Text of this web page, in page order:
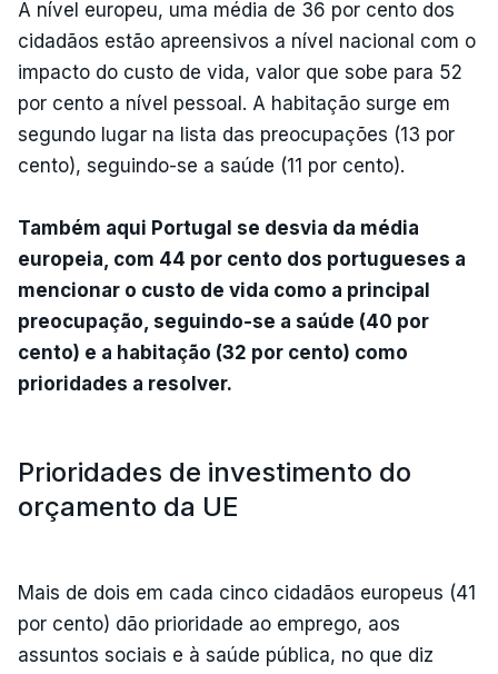
A nível europeu, uma média de 36 por cento dos
cidadãos estão apreensivos a nível nacional com o
impacto do custo de vida, valor que sobe para 52
por cento a nível pessoal. A habitação surge em
segundo lugar na lista das preocupações (13 por
cento), seguindo-se a saúde (11 por cento).
Também aqui Portugal se desvia da média
europeia, com 44 por cento dos portugueses a
mencionar o custo de vida como a principal
preocupação, seguindo-se a saúde (40 por
cento) e a habitação (32 por cento) como
prioridades a resolver.
Prioridades de investimento do
orçamento da UE
Mais de dois em cada cinco cidadãos europeus (41
por cento) dão prioridade ao emprego, aos
assuntos sociais e à saúde pública, no que diz